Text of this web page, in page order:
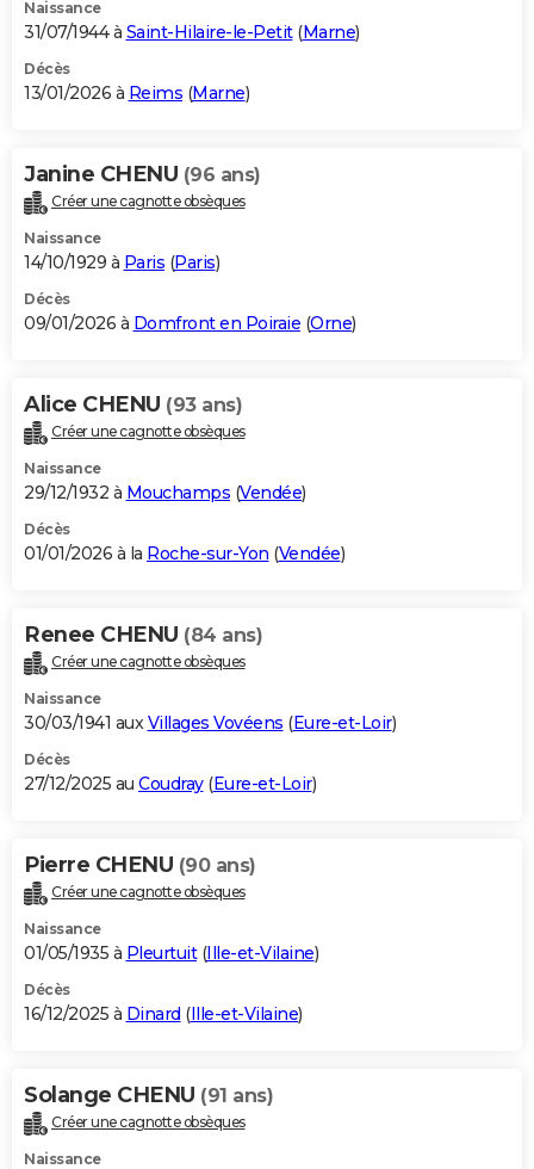
Naissance
31/07/1944 à Saint-Hilaire-le-Petit(Marne)
Décès
13/01/2026 à Reims (Marne)
Janine CHENU (96 ans)
Créer une cagnotte obsèques
Naissance
14/10/1929 à Paris (Paris)
Décès
09/01/2026 à Domfront en Poiraie (Orne)
Alice CHENU (93 ans)
Créer une cagnotte obsèques
Naissance
29/12/1932 à Mouchamps (Vendée)
Décès
01/01/2026 à la Roche-sur-Yon (Vendée)
Renee CHENU (84 ans)
Créer une cagnotte obsèques
Naissance
30/03/1941 auxVillages Vovéens (Eure-et-Loir)
Décès
27/12/2025 au Coudray(Eure-et-Loir)
Pierre CHENU (90 ans)
Créer une cagnotte obsèques
Naissance
01/05/1935 à Pleurtuit(Ille-et-Vilaine)
Décès
16/12/2025 à Dinard (Ille-et-Vilaine)
Solange CHENU (91 ans)
Créer une cagnotte obsèques
Naissance